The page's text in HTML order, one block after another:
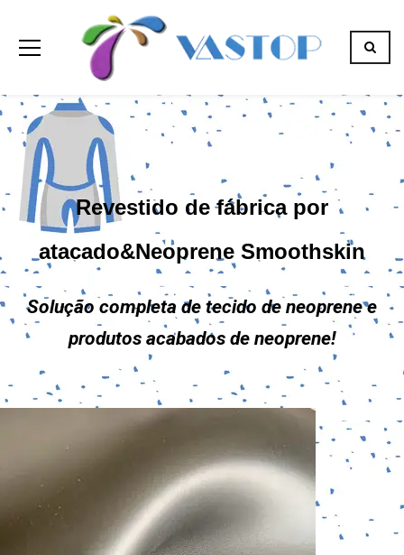
Revestido de fábrica por
atacado&Neoprene Smoothskin
Solução completa de tecido de neoprene e
produtos acabados de neoprene!